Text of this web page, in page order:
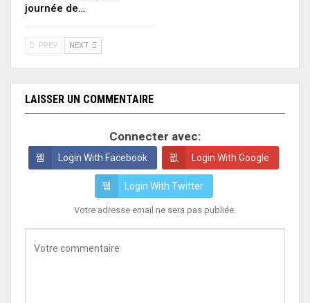
journée de…
PREV NEXT
LAISSER UN COMMENTAIRE
Connecter avec:
Login With Facebook Login With Google
Login With Twitter
Votre adresse email ne sera pas publiée.